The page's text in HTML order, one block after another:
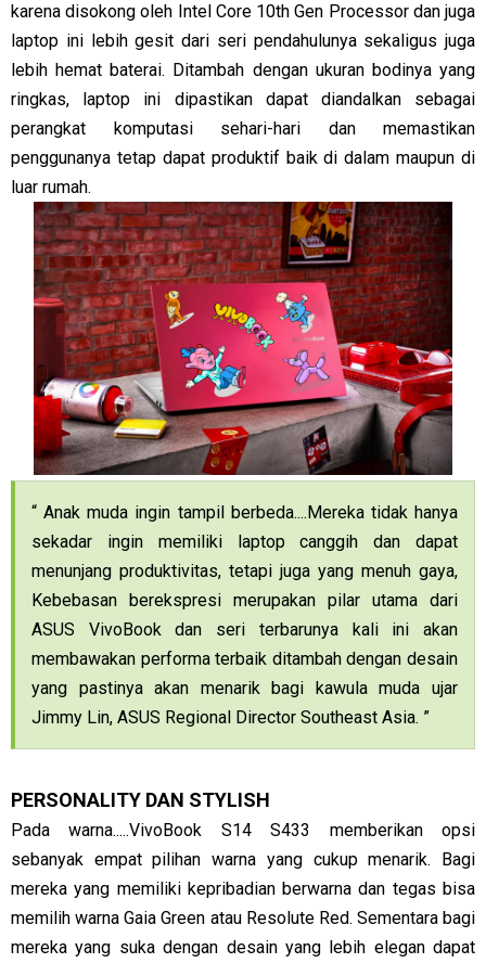
karena disokong oleh Intel Core 10th Gen Processor dan juga
laptop ini lebih gesit dari seri pendahulunya sekaligus juga
lebih hemat baterai. Ditambah dengan ukuran bodinya yang
ringkas, laptop ini dipastikan dapat diandalkan sebagai
perangkat komputasi sehari-hari dan memastikan
penggunanya tetap dapat produktif baik di dalam maupun di
luar rumah.
“ Anak muda ingin tampil berbeda....Mereka tidak hanya
sekadar ingin memiliki laptop canggih dan dapat
menunjang produktivitas, tetapi juga yang menuh gaya,
Kebebasan berekspresi merupakan pilar utama dari
ASUS VivoBook dan seri terbarunya kali ini akan
membawakan performa terbaik ditambah dengan desain
yang pastinya akan menarik bagi kawula muda ujar
Jimmy Lin, ASUS Regional Director Southeast Asia. ”
PERSONALITY DAN STYLISH
Pada warna.....VivoBook S14 S433 memberikan opsi
sebanyak empat pilihan warna yang cukup menarik. Bagi
mereka yang memiliki kepribadian berwarna dan tegas bisa
memilih warna Gaia Green atau Resolute Red. Sementara bagi
mereka yang suka dengan desain yang lebih elegan dapat